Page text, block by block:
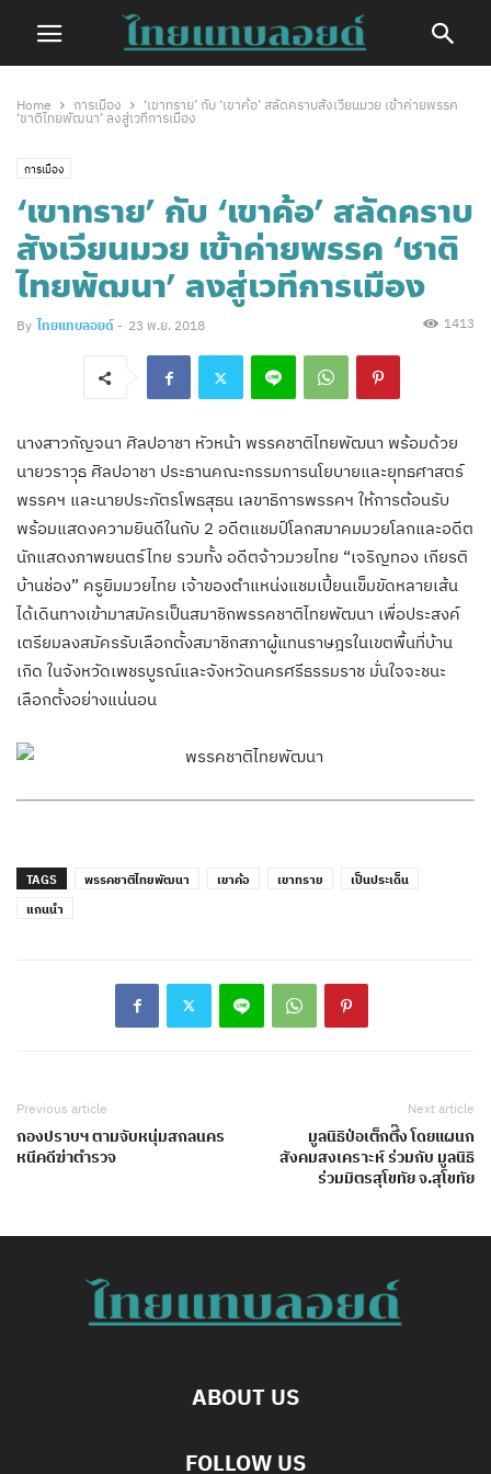
Home การเมือง
‘เขาทราย’ กับ​ ‘เขาค้อ’ สลัดคราบสังเวียนมวย เข้าค่ายพรรค​
‘ชาติไทยพัฒนา’ ลงสู่เวทีการเมือง
การเมือง
‘เขาทราย’ กับ​ ‘เขาค้อ’ สลัดคราบ
สังเวียนมวย เข้าค่ายพรรค​ ‘ชาติ
ไทยพัฒนา’ ลงสู่เวทีการเมือง
By ไทยแทบลอยด์ - 23 พ.ย. 2018 1413
นางสาวกัญจนา ศิลปอาชา หัวหน้า พรรคชาติไทยพัฒนา พร้อมด้วย​
นายวราวุธ ศิลปอาชา ประธานคณะกรรมการนโยบายและยุทธศาสตร์
พรรคฯ​ และนายประภัตรโพธสุธน เลขาธิการพรรคฯ ให้การต้อนรับ
พร้อมแสดงความยินดีในกับ​ 2​ อดีตแชมป์โลกสมาคมมวยโลกและอดีต
นักแสดงภาพยนตร์ไทย รวมทั้ง อดีตจ้าวมวยไทย​ “เจริญทอง เกียรติ
บ้านช่อง” ครูยิมมวยไทย เจ้าของตำแหน่งแชมเปี้ยนเข็มขัดหลายเส้น
ได้เดินทางเข้ามาสมัครเป็นสมาชิกพรรคชาติไทยพัฒนา เพื่อประสงค์
เตรียมลงสมัครรับเลือกตั้งสมาชิกสภาผู้แทนราษฎรในเขตพื้นที่บ้าน
เกิด​ ในจังหวัดเพชรบูรณ์และจังหวัดนครศรีธรรมราช มั่นใจจะชนะ
เลือกตั้งอย่างแน่นอน
TAGS พรรคชาติไทยพัฒนา เขาค้อ เขาทราย
เป็นประเด็น
แกนนำ
Previous article
กองปราบ​ฯ​ ตามจับหนุ่มสกลนคร​
หนีคดีฆ่าตำรวจ
Next article
มูลนิธิป่อเต็กตึ๊ง โดยแผนก
สังคมสงเคราะห์ ร่วมกับ มูลนิธิ
ร่วมมิตรสุโขทัย จ.สุโขทัย
ABOUT US
FOLLOW US